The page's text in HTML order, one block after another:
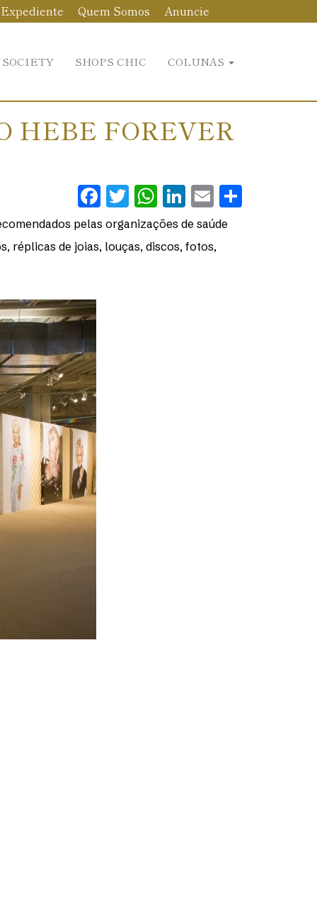
Expediente Quem Somos Anuncie
SOCIETY SHOPS CHIC COLUNAS
HEBE FOREVER
Facebook
Twitter
WhatsApp
LinkedIn
Email
pelas organizações de saúde
réplicas de joias, louças, discos, fotos,